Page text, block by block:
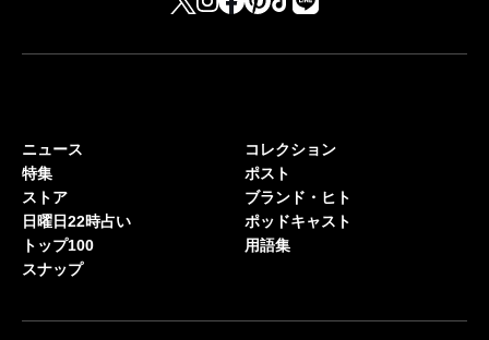
ニュース
特集
ストア
日曜日22時占い
トップ100
スナップ
コレクション
ポスト
ブランド・ヒト
ポッドキャスト
用語集